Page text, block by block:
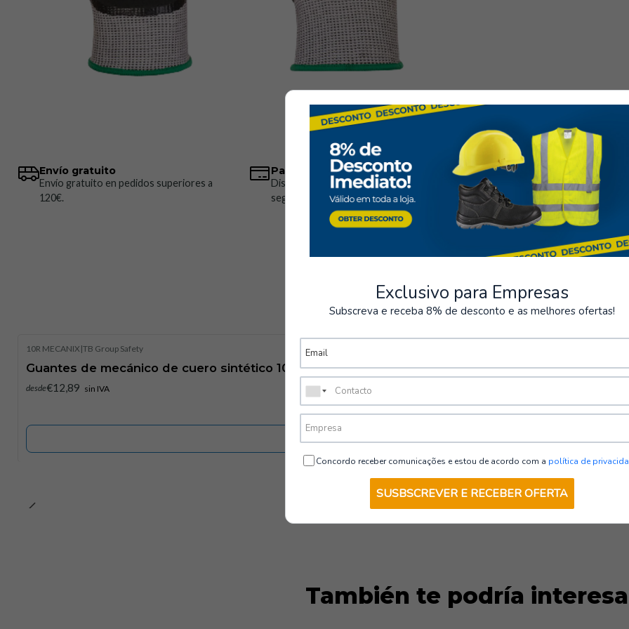
Envío gratuito
Envío gratuito en pedidos superiores a
120€.
Pagos seguros
Disponemos de varios métodos de pago
seguros.
Almacenamiento
Posibilidad de recoger el
Guantes de trabajo
10R MECANIX |TB Group Safety
Guantes de mecánico de cuero sintético 10R MECANIX | TB Group Safety
desde€12,89 sin IVA
También te podría
Exclusivo para Empresas
Subscreva e receba 8% de desconto e as melhores ofertas!
Concordo receber comunicações e estou de acordo com a política de
SUSBSCREVER E RECEBER OFERTA